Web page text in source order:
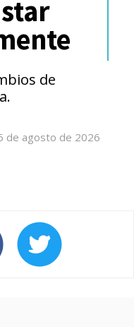
los
y en
aquí
de
un ícono
de
de agosto de 2026